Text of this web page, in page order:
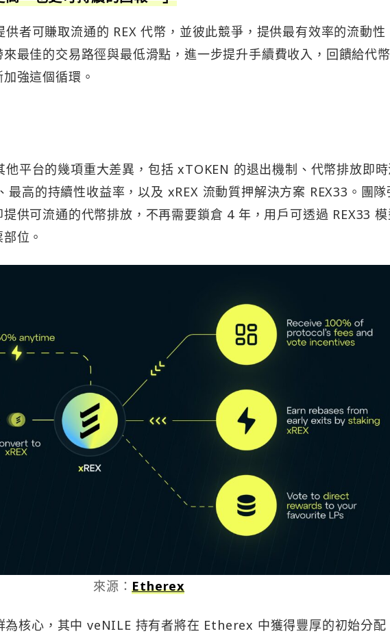
者可賺取流通的 REX 代幣，並彼此競爭，提供最有效率的流動性
最佳的交易路徑與最低滑點，進一步提升手續費收入，回饋給代
強這個循環。
平台的幾項重大差異，包括 xTOKEN 的退出機制、代幣排放即
最高的持續性收益率，以及 xREX 流動質押解決方案 REX33。團隊
供可流通的代幣排放，不再需要鎖倉 4 年，用戶可透過 REX33
位。
來源：Etherex
為核心，其中 veNILE 持有者將在 Etherex 中獲得豐厚的初始分配